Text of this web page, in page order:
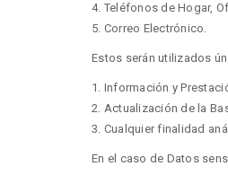
4. Teléfonos de Hogar,
5. Correo Electrónico.
Estos serán utilizados
1. Información y
2. Actualización de la
3. Cualquier finalidad
En el caso de Datos